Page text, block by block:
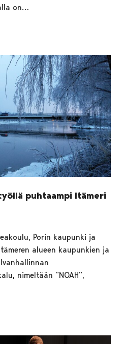
on…
puhtaampi Itämeri
Porin kaupunki ja
alueen kaupunkien ja
nimeltään ”NOAH”,